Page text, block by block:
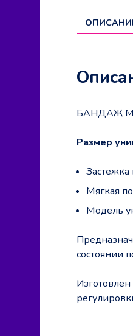
БАНДАЖ
Размер
Застежка
Мягкая
Модель
состоянии